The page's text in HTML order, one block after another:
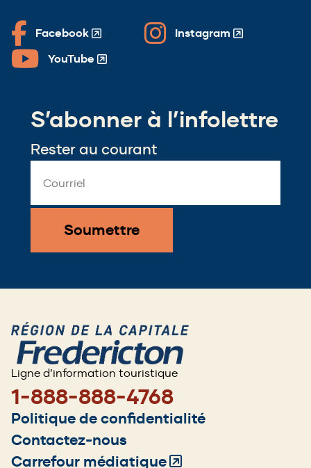
Facebook
(Opens
in
window)
Instagram
(Opens
window)
YouTube
(Opens
newS’abonner à l’infolettre
Rester au courant
Address
*
Ligne d’information touristique
1-888-888-4768
Footer
menu
Politique de confidentialité
Contactez-nous
Carrefour médiatique(Opens